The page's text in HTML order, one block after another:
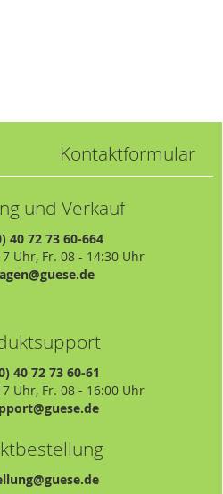
Kontaktformular
und Verkauf
40 72 73 60-664
Uhr, Fr. 08 - 14:30 Uhr
40 72 73 60-61
Uhr, Fr. 08 - 16:00 Uhr